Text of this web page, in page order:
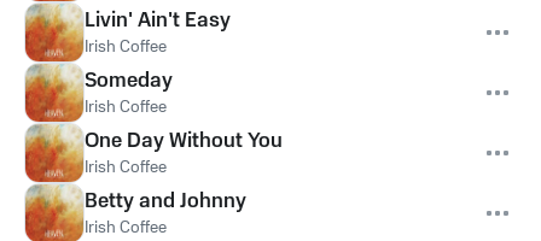
Livin' Ain't Easy
Irish Coffee
Someday
Irish Coffee
One Day Without You
Irish Coffee
Betty and Johnny
Irish Coffee